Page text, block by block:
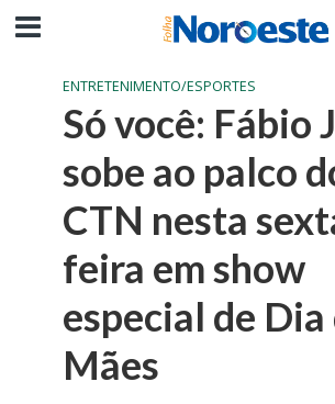
ENTRETENIMENTO/ESPORTES
Só você: Fábio
sobe ao palco
CTN nesta
feira em show
especial de Dia
Mães